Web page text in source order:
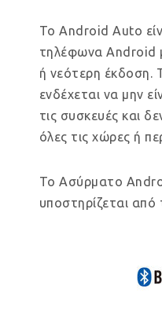
Το Android Auto
τηλέφωνα Android
ή νεότερη έκδοση.
ενδέχεται να μην
τις συσκευές και
όλες τις χώρες ή
Το Ασύρματο
υποστηρίζεται